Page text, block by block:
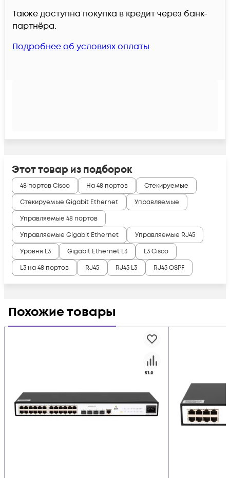
Также доступна покупка в кредит через банк-
партнёра.
Подробнее об условиях оплаты
Этот товар из подборок
48 портов Cisco На 48 портов
Стекируемые
Стекируемые Gigabit Ethernet
Управляемые
Управляемые 48 портов
Управляемые Gigabit Ethernet
Управляемые RJ45
Уровня L3
Gigabit Ethernet L3
L3 Cisco
L3 на 48 портов
RJ45 RJ45 L3 RJ45 OSPF
Похожие товары